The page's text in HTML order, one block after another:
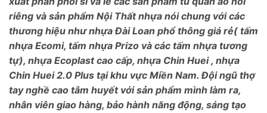
riêng và sản phẩm Nội Thất nhựa nói chung với các
thương hiệu như nhựa Đài Loan phổ thông giá rẻ( tấm
nhựa Ecomi, tấm nhựa Prizo và các tấm nhựa tương
tự), nhựa Ecoplast cao cấp, nhựa Chin Huei , nhựa
Chin Huei 2.0 Plus tại khu vực Miền Nam. Đội ngũ thợ
tay nghề cao tâm huyết với sản phẩm mình làm ra,
nhân viên giao hàng, bảo hành năng động, sáng tạo